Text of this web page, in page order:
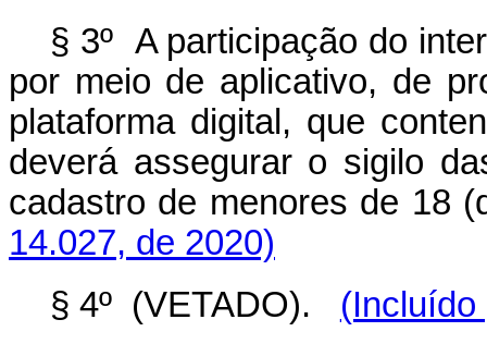
§ 3º A participação do
por meio de aplicativo, de
plataforma digital, que
deverá assegurar o sigilo
cadastro de menores de 18
14.027, de 2020)
§ 4º (VETADO).
(Incluído